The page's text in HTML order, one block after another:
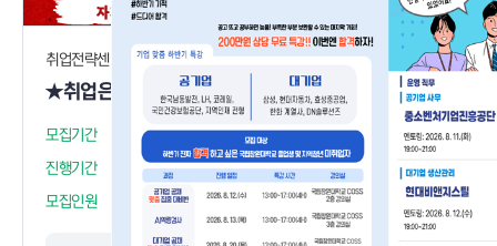
취업전략센터
★취업은 실전이다! 3,4학년을 위한 취업실전트랙(8월 모집중)★
모집기간
26.07.16 ~ 26.08.19
진행기간
26.08.05 ~ 26.08.24
모집인원
26 / 20 (심사후 선발)
대학일자리플
모집기간
진행기간
모집인원